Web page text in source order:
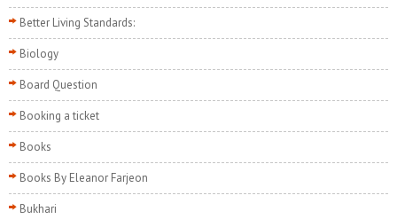
Better Living Standards:
Biology
Board Question
Booking a ticket
Books
Books By Eleanor Farjeon
Bukhari